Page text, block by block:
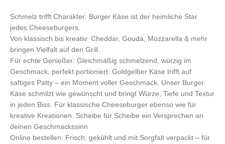
Schmelz trifft Charakter: Burger Käse ist der heimliche Star
jedes Cheeseburgers.
Von klassisch bis kreativ: Cheddar, Gouda, Mozzarella & mehr
bringen Vielfalt auf den Grill.
Für echte Genießer: Gleichmäßig schmelzend, würzig im
Geschmack, perfekt portioniert. Goldgelber Käse trifft auf
saftiges Patty – ein Moment voller Geschmack. Unser Burger
Käse schmilzt wie gewünscht und bringt Würze, Tiefe und Textur
in jeden Biss. Für klassische Cheeseburger ebenso wie für
kreative Kreationen. Scheibe für Scheibe ein Versprechen an
deinen Geschmackssinn
Online bestellen: Frisch, gekühlt und mit Sorgfalt verpackt – für